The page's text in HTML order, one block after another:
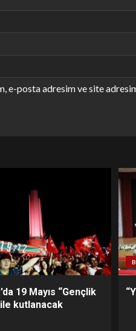
e-posta adresim ve site
19 Mayıs “Gençlik
kutlanacak